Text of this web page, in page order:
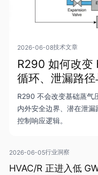
2026-06-08技术文章
R290 如何改变
循环、泄漏路
R290 不会改变基础蒸气
内外安全边界、潜在泄
控制响应逻辑。
2026-06-05行业洞察
HVAC/R 正进入低